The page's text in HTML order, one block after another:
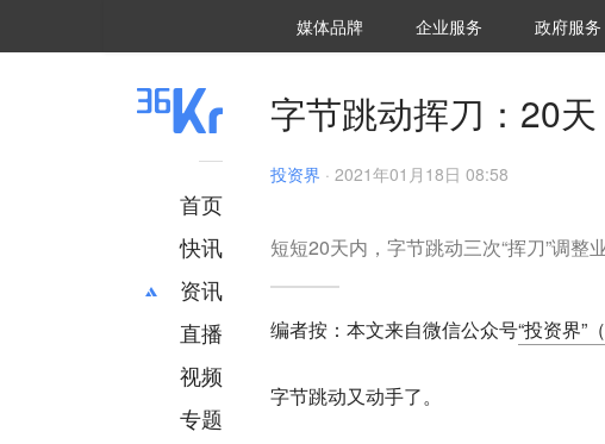
媒体品牌 36Kr研究院
企业服务 城市之窗
政府服务
首页
快讯
资讯
推荐
财经
项目推荐
直播
视频
专题
字节跳动挥刀：20
投资界 · 2021年01月18日 08:58
短短20天内，字节跳动三次“挥刀”调整
编者按：本文来自微信公众号“投资界”
字节跳动又动手了。